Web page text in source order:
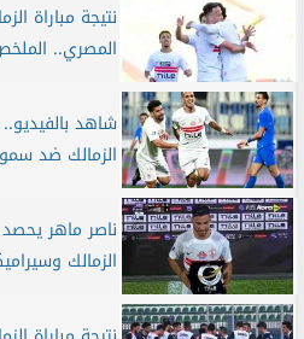
نتيجة مباراة
المصري..
شاهد
الزمالك ضد
ناصر ماهر
الزمالك